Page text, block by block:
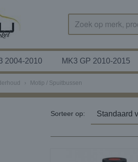
2004-2010 MK3 GP 2010-2015
› Motip / Spuitbussen
Sorteer op: